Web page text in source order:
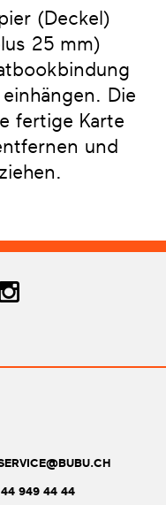
(Deckel)
25 mm)
Die
fertige Karte
und
44 949 44 44